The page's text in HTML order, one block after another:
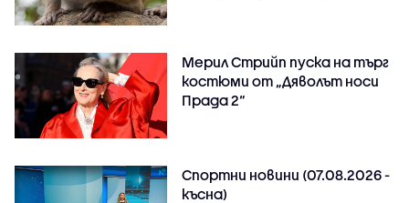
Мерил Стрийп пуска на търг
костюми от „Дяволът носи
Прада 2“
Спортни новини (07.08.2026 -
късна)